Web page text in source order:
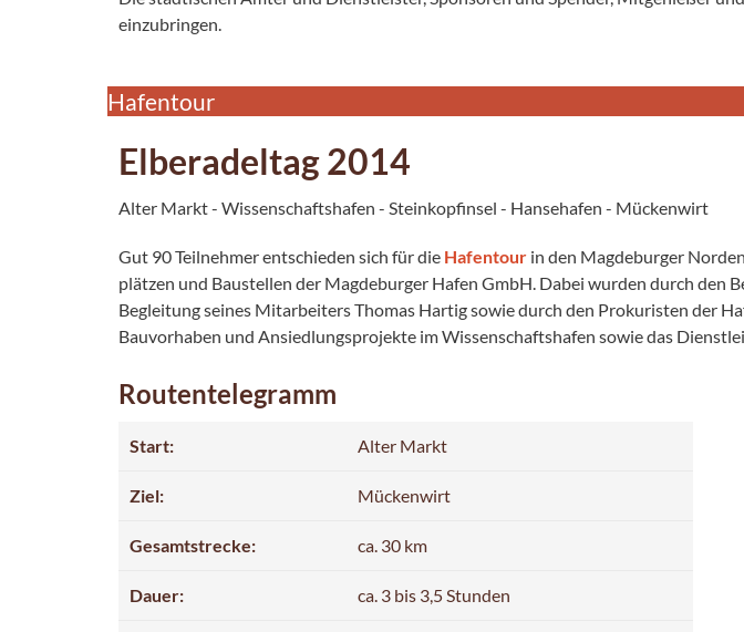
einzubringen.
Hafentour
Elberadeltag 2014
Alter Markt - Wissenschaftshafen - Steinkopfinsel - Hansehafen - Mückenwirt
Gut 90 Teilnehmer entschieden sich für die Hafentour in den Magdeburger
plätzen und Baustellen der Magdeburger Hafen GmbH. Dabei wurden durch den
Begleitung seines Mitarbeiters Thomas Hartig sowie durch den Prokuristen der
Bauvorhaben und Ansiedlungs­projekte im Wissenschaftshafen sowie das
Routentelegramm
Start: Alter Markt
Ziel: Mückenwirt
Gesamtstrecke: ca. 30 km
Dauer: ca. 3 bis 3,5 Stunden